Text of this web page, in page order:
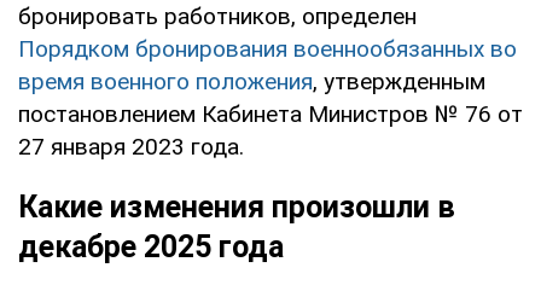
бронировать работников, определен
Порядком бронирования военнообязанных во
время военного положения, утвержденным
постановлением Кабинета Министров № 76 от
27 января 2023 года.
Какие изменения произошли в
декабре 2025 года